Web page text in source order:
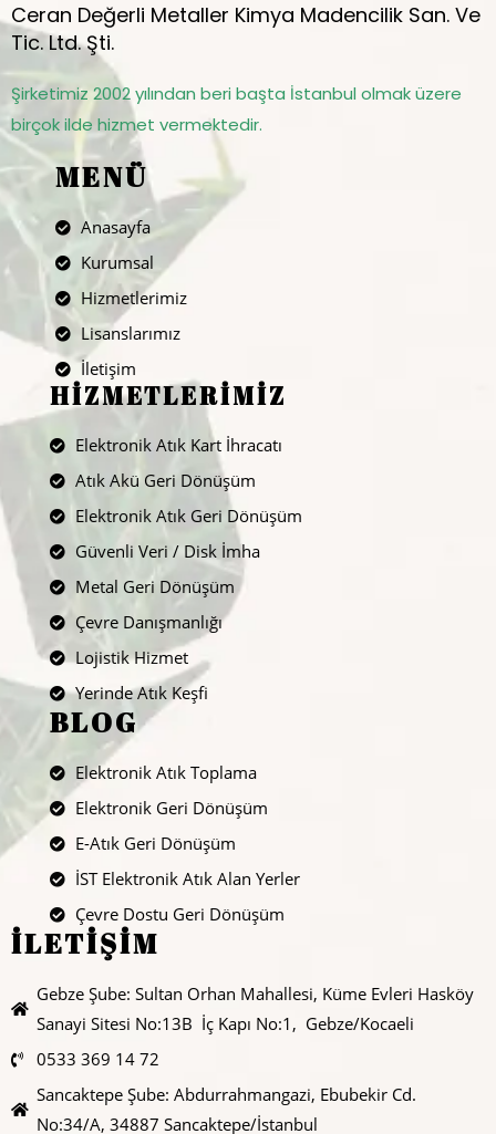
Ceran Değerli Metaller Kimya Madencilik San. Ve
Tic. Ltd. Şti.
Şirketimiz 2002 yılından beri başta İstanbul olmak üzere
birçok ilde hizmet vermektedir.
MENÜ
Anasayfa
Kurumsal
Hizmetlerimiz
Lisanslarımız
İletişim
HİZMETLERİMİZ
Elektronik Atık Kart İhracatı
Atık Akü Geri Dönüşüm
Elektronik Atık Geri Dönüşüm
Güvenli Veri / Disk İmha
Metal Geri Dönüşüm
Çevre Danışmanlığı
Lojistik Hizmet
Yerinde Atık Keşfi
BLOG
Elektronik Atık Toplama
Elektronik Geri Dönüşüm
E-Atık Geri Dönüşüm
İST Elektronik Atık Alan Yerler
Çevre Dostu Geri Dönüşüm
İLETİŞİM
Gebze Şube: Sultan Orhan Mahallesi, Küme Evleri Hasköy
Sanayi Sitesi No:13B İç Kapı No:1, Gebze/Kocaeli
0533 369 14 72
Sancaktepe Şube: Abdurrahmangazi, Ebubekir Cd.
No:34/A, 34887 Sancaktepe/İstanbul